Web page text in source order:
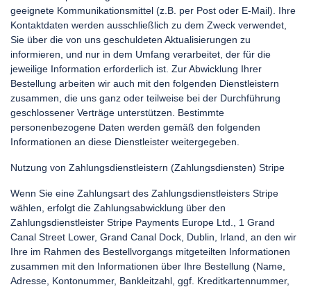
geeignete Kommunikationsmittel (z.B. per Post oder E-Mail). Ihre
Kontaktdaten werden ausschließlich zu dem Zweck verwendet,
Sie über die von uns geschuldeten Aktualisierungen zu
informieren, und nur in dem Umfang verarbeitet, der für die
jeweilige Information erforderlich ist. Zur Abwicklung Ihrer
Bestellung arbeiten wir auch mit den folgenden Dienstleistern
zusammen, die uns ganz oder teilweise bei der Durchführung
geschlossener Verträge unterstützen. Bestimmte
personenbezogene Daten werden gemäß den folgenden
Informationen an diese Dienstleister weitergegeben.
Nutzung von Zahlungsdienstleistern (Zahlungsdiensten) Stripe
Wenn Sie eine Zahlungsart des Zahlungsdienstleisters Stripe
wählen, erfolgt die Zahlungsabwicklung über den
Zahlungsdienstleister Stripe Payments Europe Ltd., 1 Grand
Canal Street Lower, Grand Canal Dock, Dublin, Irland, an den wir
Ihre im Rahmen des Bestellvorgangs mitgeteilten Informationen
zusammen mit den Informationen über Ihre Bestellung (Name,
Adresse, Kontonummer, Bankleitzahl, ggf. Kreditkartennummer,